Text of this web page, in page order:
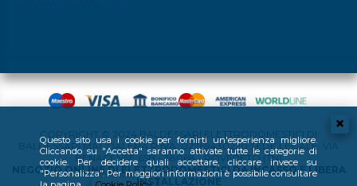
Questo sito usa i cookie per fornirti un'esperienza migliore.
Cliccando su "Accetta" saranno attivate tutte le categorie di
cookie. Per decidere quali accettare, cliccare invece su
"Personalizza". Per maggiori informazioni è possibile consultare
COPYRIGHT © 2024 BALDESSARI ELETTRODOMESTICI DI
BALDESSARI MAGDALENA P.IVA: 02769430220 SEDE LEGALE: VIA
BENACENSE 65B - 38068 - ROVERETO (TN)
NEGOZIO ONLINE DI ELETTRODOMESTICI DA INCASSO E LIBERA
INSTALLAZIONE